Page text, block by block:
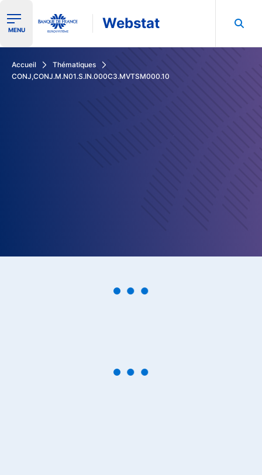
Ouvrir le menu de navigation
MENU Webstat
Accueil
Thématiques
CONJ,CONJ.M.N01.S.IN.000C3.MVTSM000.10